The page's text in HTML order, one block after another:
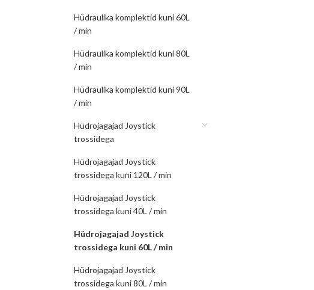
Hüdraulika komplektid kuni 60L
/ min
Hüdraulika komplektid kuni 80L
/ min
Hüdraulika komplektid kuni 90L
/ min
Hüdrojagajad Joystick
trossidega
Hüdrojagajad Joystick
trossidega kuni 120L / min
Hüdrojagajad Joystick
trossidega kuni 40L / min
Hüdrojagajad Joystick
trossidega kuni 60L / min
Hüdrojagajad Joystick
trossidega kuni 80L / min